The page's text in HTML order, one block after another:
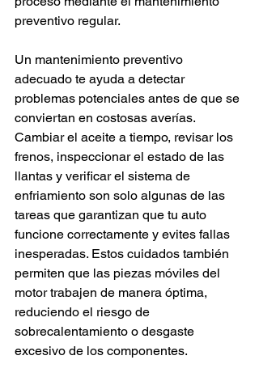
preventivo regular.
Un mantenimiento preventivo
adecuado te ayuda a detectar
problemas potenciales antes de que se
conviertan en costosas averías.
Cambiar el aceite a tiempo, revisar los
frenos, inspeccionar el estado de las
llantas y verificar el sistema de
enfriamiento son solo algunas de las
tareas que garantizan que tu auto
funcione correctamente y evites fallas
inesperadas. Estos cuidados también
permiten que las piezas móviles del
motor trabajen de manera óptima,
reduciendo el riesgo de
sobrecalentamiento o desgaste
excesivo de los componentes.